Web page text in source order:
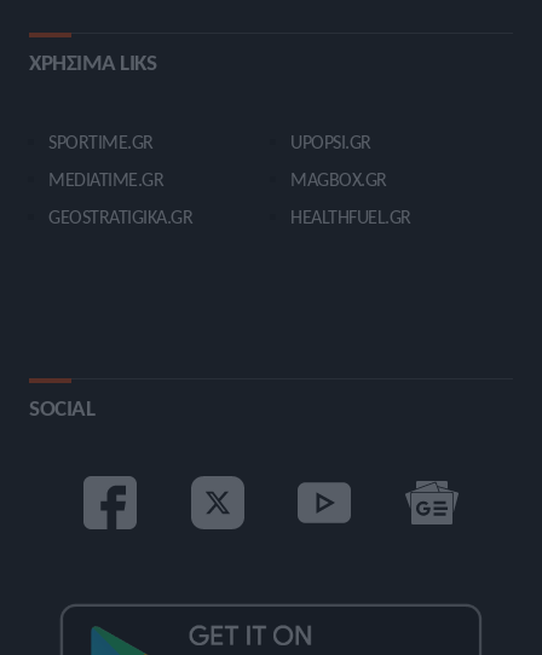
ΧΡΗΣΙΜΑ LIKS
SPORTIME.GR
MEDIATIME.GR
GEOSTRATIGIKA.GR
UPOPSI.GR
MAGBOX.GR
HEALTHFUEL.GR
SOCIAL